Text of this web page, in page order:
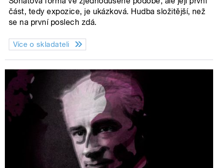
část, tedy expozice, je ukázková. Hudba složitější, než
se na první poslech zdá.
Více o skladateli